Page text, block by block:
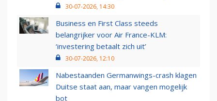
30-07-2026, 14:30
Business en First Class steeds
belangrijker voor Air France-KLM:
‘investering betaalt zich uit’
30-07-2026, 12:10
Nabestaanden Germanwings-crash klagen
Duitse staat aan, maar vangen mogelijk
bot